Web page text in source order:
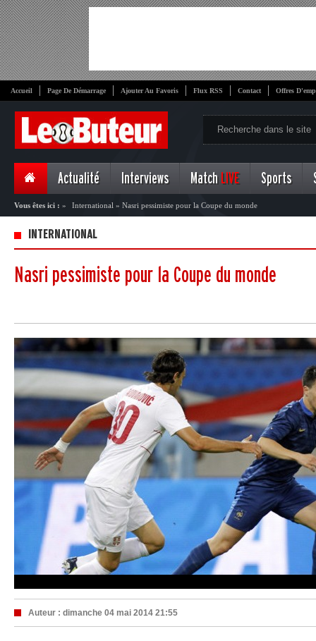
Accueil Page De Démarrage Ajouter Au Favoris Flux RSS Contact Offres
Actualité Interviews Match LIVE Sports
Vous êtes ici : » International » Nasri pessimiste pour la Coupe du monde
INTERNATIONAL
Nasri pessimiste pour la Coupe du monde
Auteur : dimanche 04 mai 2014 21:55